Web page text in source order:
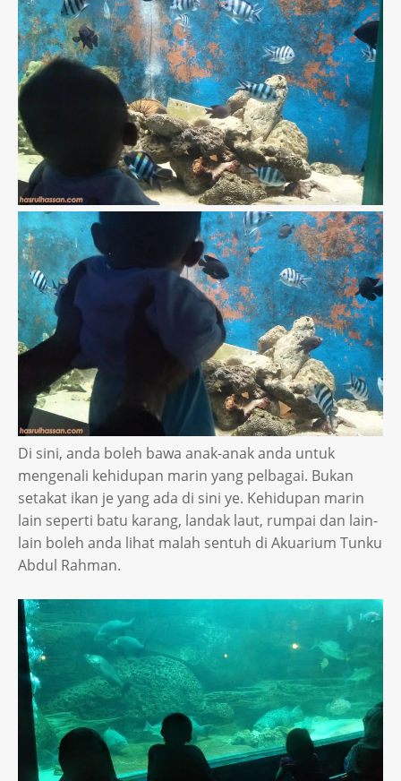
Di sini, anda boleh bawa anak-anak anda untuk
mengenali kehidupan marin yang pelbagai. Bukan
setakat ikan je yang ada di sini ye. Kehidupan marin
lain seperti batu karang, landak laut, rumpai dan lain-
lain boleh anda lihat malah sentuh di Akuarium Tunku
Abdul Rahman.